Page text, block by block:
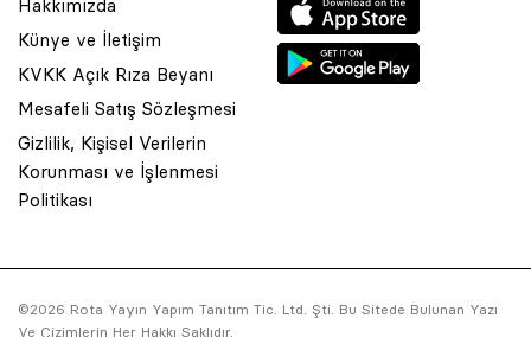
Hakkımızda
Künye ve İletişim
KVKK Açık Rıza Beyanı
Mesafeli Satış Sözleşmesi
Gizlilik, Kişisel Verilerin
Korunması ve İşlenmesi
Politikası
©2026 Rota Yayın Yapım Tanıtım Tic. Ltd. Şti. Bu Sitede Bulunan Yazı
Ve Çizimlerin Her Hakkı Saklıdır.
© 2001 Rota Yayın Yapım Tanıtım Tic. Ltd. Şti. Bu Sitede Bulunan
Asquared WordPress Agencytarafından tasarlanmış ve